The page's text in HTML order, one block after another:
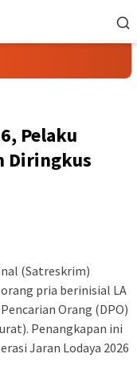
Pelaku
Diringkus
(Satreskrim)
pria berinisial LA
Orang (DPO)
Penangkapan ini
Jaran Lodaya 2026